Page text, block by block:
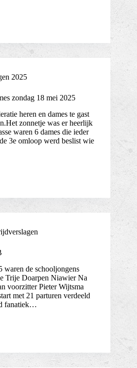
2025
zondag 18 mei 2025
heren en dames te gast
zonnetje was er heerlijk
waren 6 dames die ieder
3e omloop werd beslist wie
waren de schooljongens
Trije Doarpen Niawier Na
voorzitter Pieter Wijtsma
met 21 parturen verdeeld
fanatiek…